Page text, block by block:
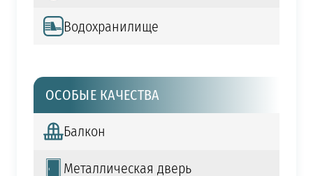
Водохранилище
ОСОБЫЕ КАЧЕСТВА
Балкон
Металлическая дверь